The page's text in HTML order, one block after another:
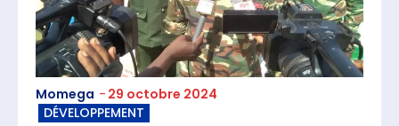
Momega - 29 octobre 2024
DÉVELOPPEMENT